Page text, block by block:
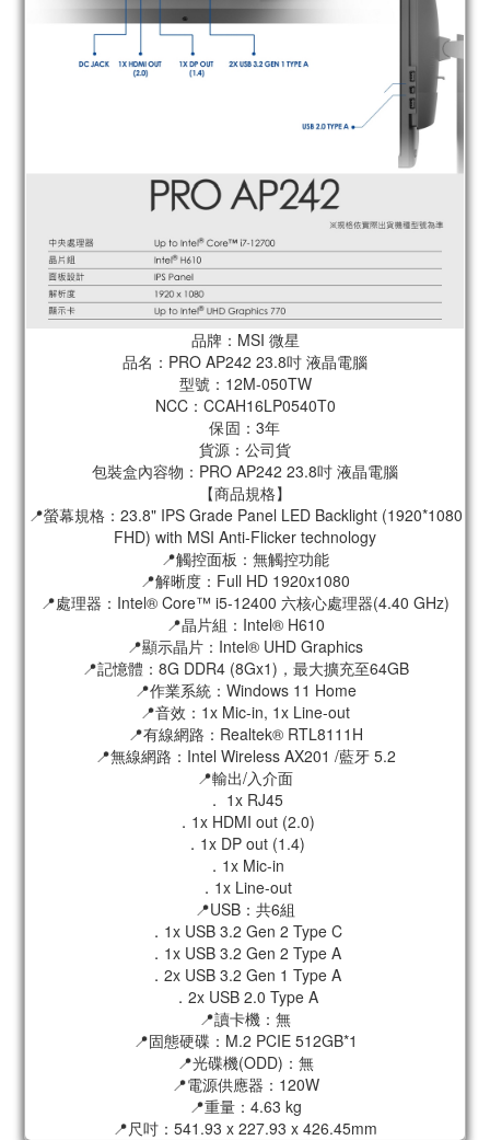
品牌：MSI 微星
品名：PRO AP242 23.8吋 液晶電腦
型號：12M-050TW
NCC：CCAH16LP0540T0
保固：3年
貨源：公司貨
包裝盒內容物：PRO AP242 23.8吋 液晶電腦
【商品規格】
📍螢幕規格：23.8" IPS Grade Panel LED Backlight (1920*1080
FHD) with MSI Anti-Flicker technology
📍觸控面板：無觸控功能
📍解晰度：Full HD 1920x1080
📍處理器：Intel® Core™ i5-12400 六核心處理器(4.40 GHz)
📍晶片組：Intel® H610
📍顯示晶片：Intel® UHD Graphics
📍記憶體：8G DDR4 (8Gx1)，最大擴充至64GB
📍作業系統：Windows 11 Home
📍音效：1x Mic-in, 1x Line-out
📍有線網路：Realtek® RTL8111H
📍無線網路：Intel Wireless AX201 /藍牙 5.2
📍輸出/入介面
． 1x RJ45
．1x HDMI out (2.0)
．1x DP out (1.4)
．1x Mic-in
．1x Line-out
📍USB：共6組
．1x USB 3.2 Gen 2 Type C
．1x USB 3.2 Gen 2 Type A
．2x USB 3.2 Gen 1 Type A
．2x USB 2.0 Type A
📍讀卡機：無
📍固態硬碟：M.2 PCIE 512GB*1
📍光碟機(ODD)：無
📍電源供應器：120W
📍重量：4.63 kg
📍尺吋：541.93 x 227.93 x 426.45mm